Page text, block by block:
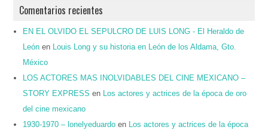
Comentarios recientes
EN EL OLVIDO EL SEPULCRO DE LUIS LONG - El Heraldo de
León en
Louis Long y su historia en León de los Aldama, Gto.
México
LOS ACTORES MAS INOLVIDABLES DEL CINE MEXICANO –
STORY EXPRESS en
Los actores y actrices de la época de oro
del cine mexicano
1930-1970 – lonelyeduardo en
Los actores y actrices de la época